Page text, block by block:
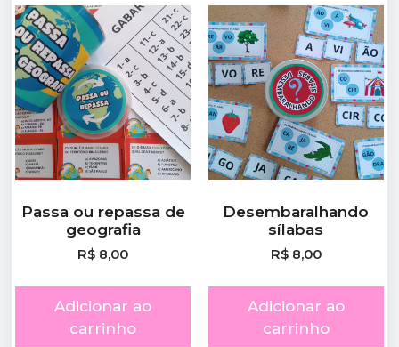
Passa ou repassa de
geografia
R$ 8,00
Adicionar ao
carrinho
Desembaralhando
sílabas
R$8,00
Adicionar ao
carrinho